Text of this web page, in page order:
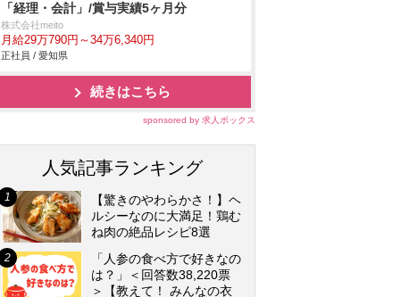
「経理・会計」/賞与実績5ヶ月分
株式会社meito
月給29万790円～34万6,340円
正社員 / 愛知県
続きはこちら
sponsored by 求人ボックス
人気記事ランキング
【驚きのやわらかさ！】ヘ
ルシーなのに大満足！鶏む
ね肉の絶品レシピ8選
「人参の食べ方で好きなの
は？」＜回答数38,220票
＞【教えて！ みんなの衣